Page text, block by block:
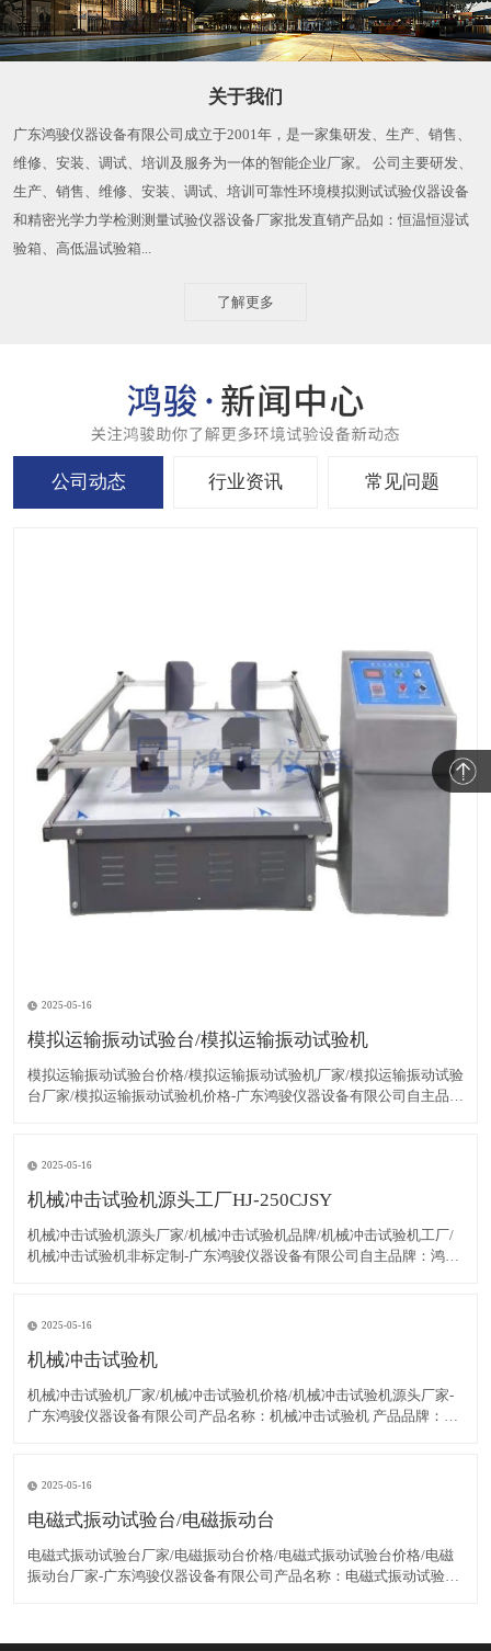
关于我们
广东鸿骏仪器设备有限公司成立于2001年，是一家集研发、生产、销售、
维修、安装、调试、培训及服务为一体的智能企业厂家。 公司主要研发、
生产、销售、维修、安装、调试、培训可靠性环境模拟测试试验仪器设备
和精密光学力学检测测量试验仪器设备厂家批发直销产品如：恒温恒湿试
验箱、高低温试验箱...
了解更多
公司动态 行业资讯 常见问题
2025-05-16
模拟运输振动试验台/模拟运输振动试验机
​​模拟运输振动试验台价格/模拟运输振动试验机厂家/​模拟运输振动试验
台厂家/模拟运输振动试验机价格-广东鸿骏仪器设备有限公司自主品
2025-05-16
机械冲击试验机源头工厂HJ-250CJSY
​机械冲击试验机源头厂家/机械冲击试验机品牌/机械冲击试验机工厂​/
机械冲击试验机非标定制-广东鸿骏仪器设备有限公司​自主品牌：鸿骏
2025-05-16
机械冲击试验机
​机械冲击试验机厂家/机械冲击试验机价格/机械冲击试验机源头厂家​​-
广东鸿骏仪器设备有限公司产品名称：机械冲击试验机 产品品牌：鸿
2025-05-16
电磁式振动试验台/电磁振动台
​​电磁式振动试验台厂家/电磁振动台价格/电磁式振动试验台价格/电磁
振动台​厂家-广东鸿骏仪器设备有限公司产品名称：电磁式振动试验台